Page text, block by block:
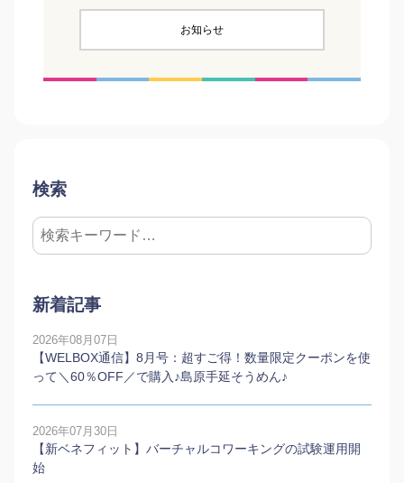
お知らせ
検索
新着記事
2026年08月07日
【WELBOX通信】8月号：超すご得！数量限定クーポンを使
って＼60％OFF／で購入♪島原手延そうめん♪
2026年07月30日
【新ベネフィット】バーチャルコワーキングの試験運用開
始